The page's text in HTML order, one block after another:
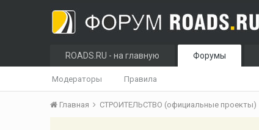
ROADS.RU - на главную Форумы
Модераторы Правила
Главная СТРОИТЕЛЬСТВО (официальные проекты)